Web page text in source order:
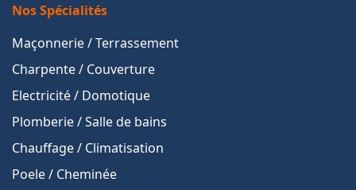
Nos Spécialités
Maçonnerie / Terrassement
Charpente / Couverture
Electricité / Domotique
Plomberie / Salle de bains
Chauffage / Climatisation
Poele / Cheminée